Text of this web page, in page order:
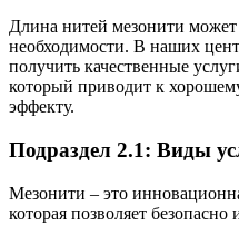
Длина нитей мезонити может
необходимости. В наших
получить качественные
который приводит к
эффекту.
Подраздел 2.1: Виды
Мезонити – это
которая позволяет